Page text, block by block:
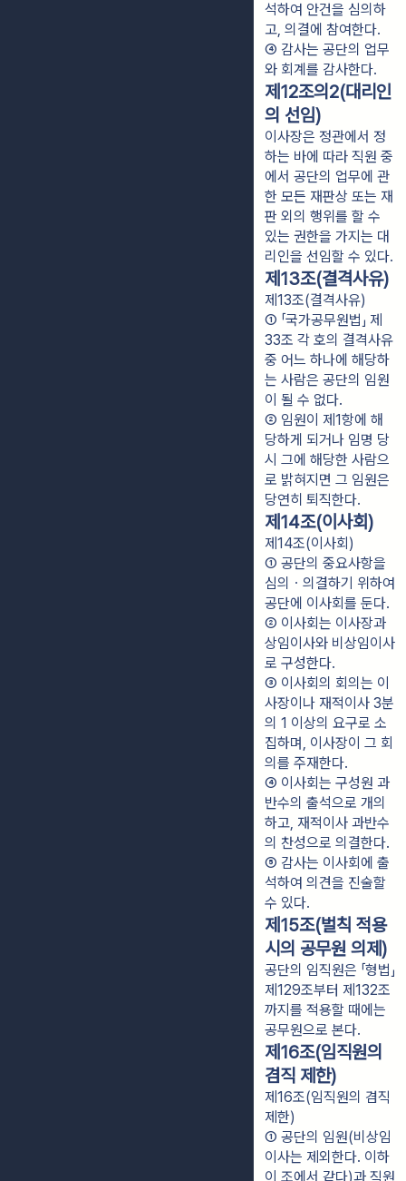
석하여 안건을 심의하
고, 의결에 참여한다.
④ 감사는 공단의 업무
와 회계를 감사한다.
제12조의2(대리인
의 선임)
이사장은 정관에서 정
하는 바에 따라 직원 중
에서 공단의 업무에 관
한 모든 재판상 또는 재
판 외의 행위를 할 수
있는 권한을 가지는 대
리인을 선임할 수 있다.
제13조(결격사유)
제13조(결격사유)
① 「국가공무원법」 제
33조 각 호의 결격사유
중 어느 하나에 해당하
는 사람은 공단의 임원
이 될 수 없다.
② 임원이 제1항에 해
당하게 되거나 임명 당
시 그에 해당한 사람으
로 밝혀지면 그 임원은
당연히 퇴직한다.
제14조(이사회)
제14조(이사회)
① 공단의 중요사항을
심의ㆍ의결하기 위하여
공단에 이사회를 둔다.
② 이사회는 이사장과
상임이사와 비상임이사
로 구성한다.
③ 이사회의 회의는 이
사장이나 재적이사 3분
의 1 이상의 요구로 소
집하며, 이사장이 그 회
의를 주재한다.
④ 이사회는 구성원 과
반수의 출석으로 개의
하고, 재적이사 과반수
의 찬성으로 의결한다.
⑤ 감사는 이사회에 출
석하여 의견을 진술할
수 있다.
제15조(벌칙 적용
시의 공무원 의제)
공단의 임직원은 「형법」
제129조부터 제132조
까지를 적용할 때에는
공무원으로 본다.
제16조(임직원의
겸직 제한)
제16조(임직원의 겸직
제한)
① 공단의 임원(비상임
이사는 제외한다. 이하
이 조에서 같다)과 직원